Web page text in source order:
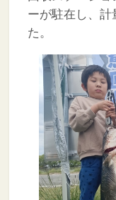
ーが駐在し、計
た。